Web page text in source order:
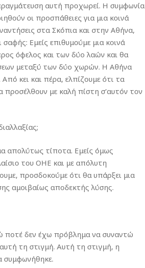
αυτή προχωρεί. Η συμφωνία
οι προσπάθειες για μια κοινά
στα Σκόπια και στην Αθήνα,
Εμείς επιθυμούμε μια κοινά
όφελος και των δύο λαών και θα
μεταξύ των δύο χωρών. Η Αθήνα
κει και πέρα, ελπίζουμε ότι τα
προσέλθουν με καλή πίστη σ’αυτόν τον
τίποτα. Εμείς όμως
του ΟΗΕ και με απόλυτη
προσδοκούμε ότι θα υπάρξει μια
αμοιβαίως αποδεκτής λύσης.
δεν έχω πρόβλημα να συναντώ
τη στιγμή. Αυτή τη στιγμή, η
συμφωνήθηκε.